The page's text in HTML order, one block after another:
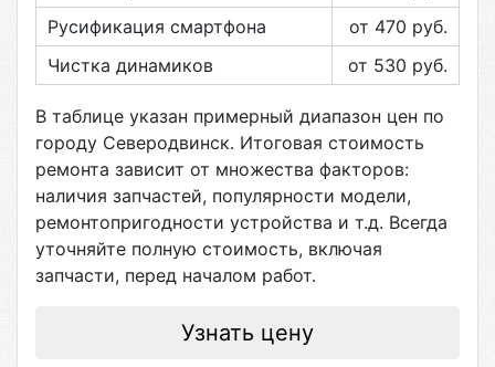
Русификация смартфона
от 470 руб.
Чистка динамиков
от 530 руб.
В таблице указан примерный диапазон цен по
городу Северодвинск. Итоговая стоимость
ремонта зависит от множества факторов:
наличия запчастей, популярности модели,
ремонтопригодности устройства и т.д. Всегда
уточняйте полную стоимость, включая
запчасти, перед началом работ.
Узнать цену